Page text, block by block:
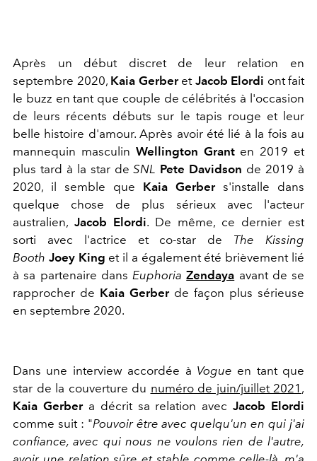
Après un début discret de leur relation en
septembre 2020, Kaia Gerberet Jacob Elordi ont fait
le buzz en tant que couple de célébrités à l'occasion
de leurs récents débuts sur le tapis rouge et leur
belle histoire d'amour. Après avoir été lié à la fois au
mannequin masculin Wellington Granten 2019 et
plus tard à la star deSNL Pete Davidson de 2019 à
2020, il semble que Kaia Gerbers'installe dans
quelque chose de plus sérieux avec l'acteur
australien, Jacob Elordi. De même, ce dernier est
sorti avec l'actrice et co-star de The Kissing
Booth Joey King et il a également été brièvement lié
à sa partenaire dans Euphoria Zendaya avant de se
rapprocher de Kaia Gerberde façon plus sérieuse
en septembre 2020.
Dans une interview accordée à Vogue en tant que
star de la couverture du numéro de juin/juillet 2021 ,
Kaia Gerbera décrit sa relation avecJacob Elordi
comme suit : "Pouvoir être avec quelqu'un en qui j'ai
confiance, avec qui nous ne voulons rien de l'autre,